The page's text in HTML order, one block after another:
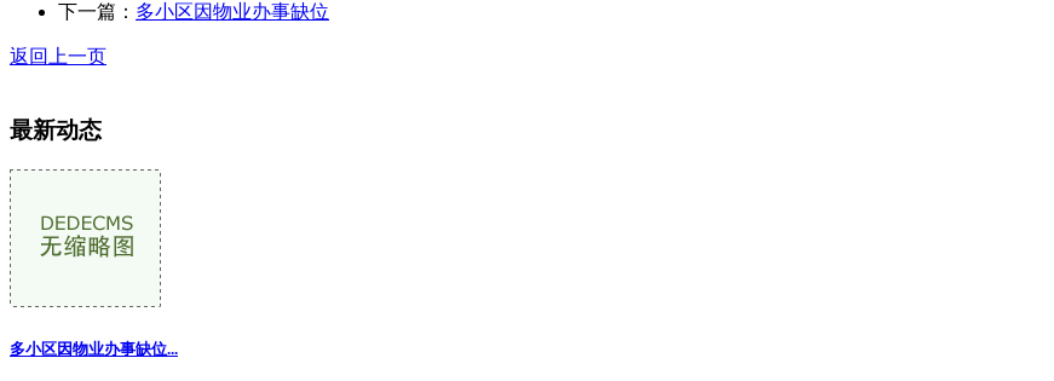
下一篇： 多小区因物业办事缺位
返回上一页
最新动态
多小区因物业办事缺位...